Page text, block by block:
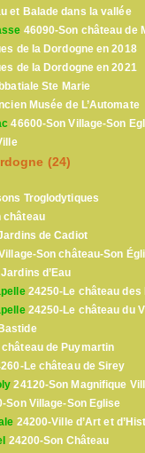
et Balade dans la vallée
46090-Son château de
de la Dordogne en 2018
de la Dordogne en 2021
Ste Marie
Musée de L’Automate
46600-Son Village-Son
(24)
Troglodytiques
château
de Cadiot
Son château-Son
d’Eau
24250-Le château des
24250-Le château du
de Puymartin
Le château de Sirey
24120-Son Magnifique
Son Village-Son Eglise
24200-Ville d’Art et
24200-Son Château